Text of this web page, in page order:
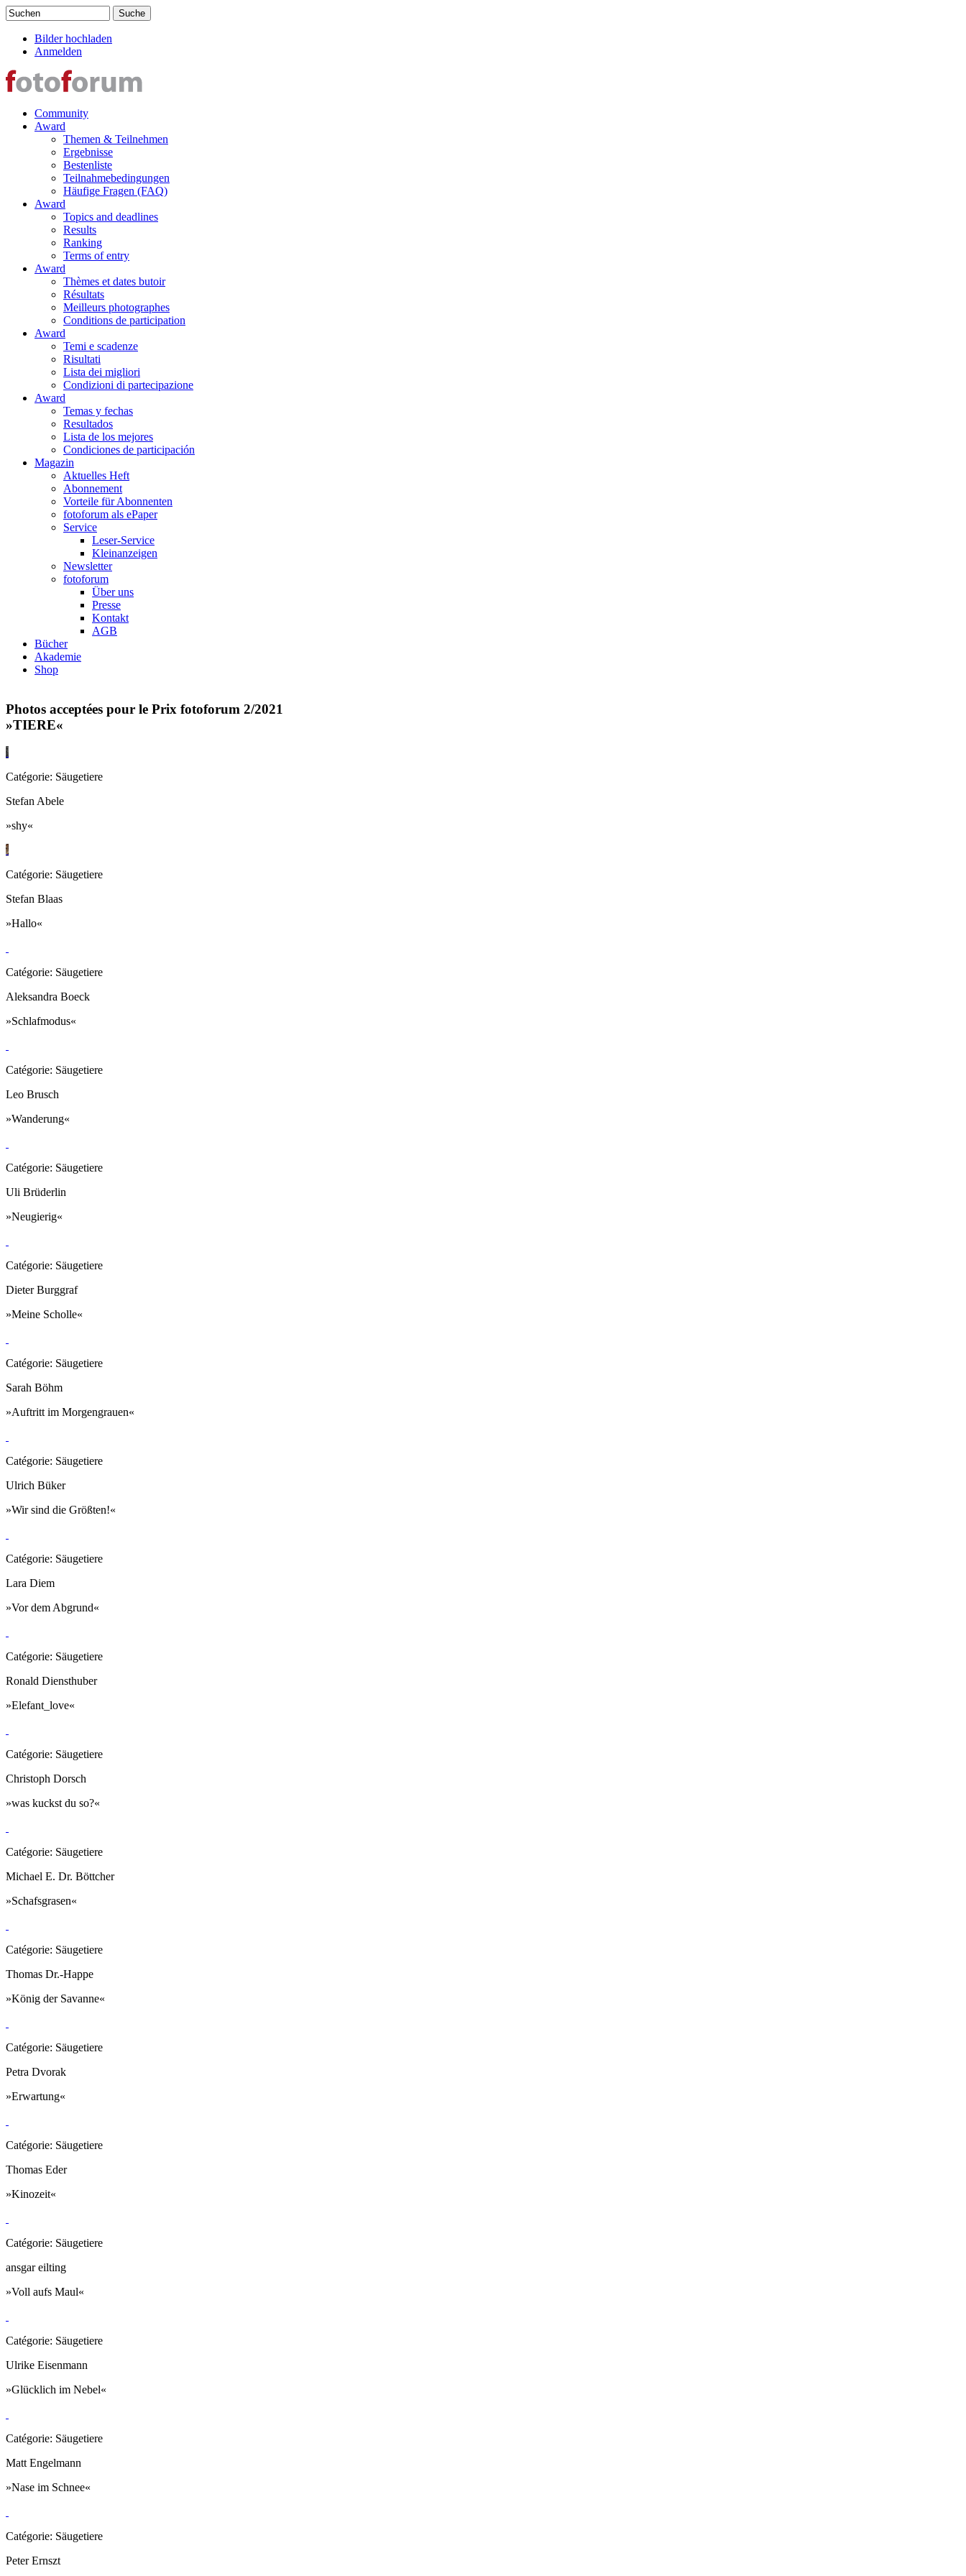
Direkt zum Inhalt
Suchen
Bilder hochladen
Anmelden
Community
Award
Themen & Teilnehmen
Ergebnisse
Bestenliste
Teilnahmebedingungen
Häufige Fragen (FAQ)
Award
Topics and deadlines
Results
Ranking
Terms of entry
Award
Thèmes et dates butoir
Résultats
Meilleurs photographes
Conditions de participation
Award
Temi e scadenze
Risultati
Lista dei migliori
Condizioni di partecipazione
Award
Temas y fechas
Resultados
Lista de los mejores
Condiciones de participación
Magazin
Aktuelles Heft
Abonnement
Vorteile für Abonnenten
fotoforum als ePaper
Service
Leser-Service
Kleinanzeigen
Newsletter
fotoforum
Über uns
Presse
Kontakt
AGB
Bücher
Akademie
Shop
Photos acceptées pour le Prix fotoforum 2/2021
»TIERE«
Catégorie: Säugetiere
Stefan Abele
»shy«
Catégorie: Säugetiere
Stefan Blaas
»Hallo«
Catégorie: Säugetiere
Aleksandra Boeck
»Schlafmodus«
Catégorie: Säugetiere
Leo Brusch
»Wanderung«
Catégorie: Säugetiere
Uli Brüderlin
»Neugierig«
Catégorie: Säugetiere
Dieter Burggraf
»Meine Scholle«
Catégorie: Säugetiere
Sarah Böhm
»Auftritt im Morgengrauen«
Catégorie: Säugetiere
Ulrich Büker
»Wir sind die Größten!«
Catégorie: Säugetiere
Lara Diem
»Vor dem Abgrund«
Catégorie: Säugetiere
Ronald Diensthuber
»Elefant_love«
Catégorie: Säugetiere
Christoph Dorsch
»was kuckst du so?«
Catégorie: Säugetiere
Michael E. Dr. Böttcher
»Schafsgrasen«
Catégorie: Säugetiere
Thomas Dr.-Happe
»König der Savanne«
Catégorie: Säugetiere
Petra Dvorak
»Erwartung«
Catégorie: Säugetiere
Thomas Eder
»Kinozeit«
Catégorie: Säugetiere
ansgar eilting
»Voll aufs Maul«
Catégorie: Säugetiere
Ulrike Eisenmann
»Glücklich im Nebel«
Catégorie: Säugetiere
Matt Engelmann
»Nase im Schnee«
Catégorie: Säugetiere
Peter Ernszt